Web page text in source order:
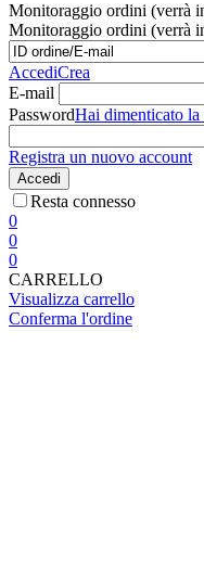
Monitoraggio ordini (verrà
Monitoraggio ordini (verrà
AccediCrea
E-mail
PasswordHai dimenticato la
Registra un nuovo account
Accedi
Resta connesso
0
0
0
CARRELLO
Visualizza carrello
Conferma l'ordine